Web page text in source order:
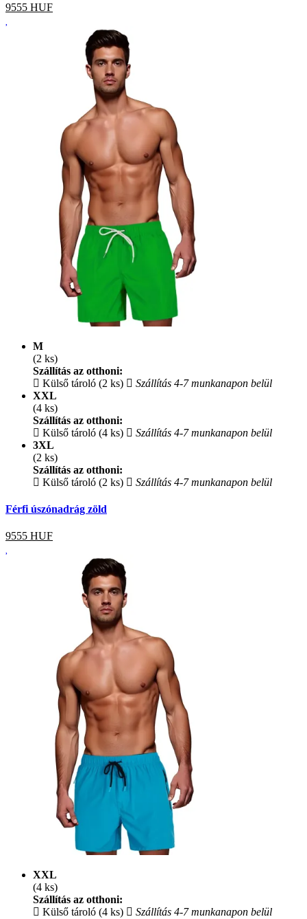
9555 HUF
M
(2 ks)
Szállítás az otthoni:
Külső tároló (2 ks)
Szállítás 4-7 munkanapon belül
XXL
(4 ks)
Szállítás az otthoni:
Külső tároló (4 ks)
Szállítás 4-7 munkanapon belül
3XL
(2 ks)
Szállítás az otthoni:
Külső tároló (2 ks)
Szállítás 4-7 munkanapon belül
Férfi úszónadrág zöld
9555 HUF
XXL
(4 ks)
Szállítás az otthoni:
Külső tároló (4 ks)
Szállítás 4-7 munkanapon belül